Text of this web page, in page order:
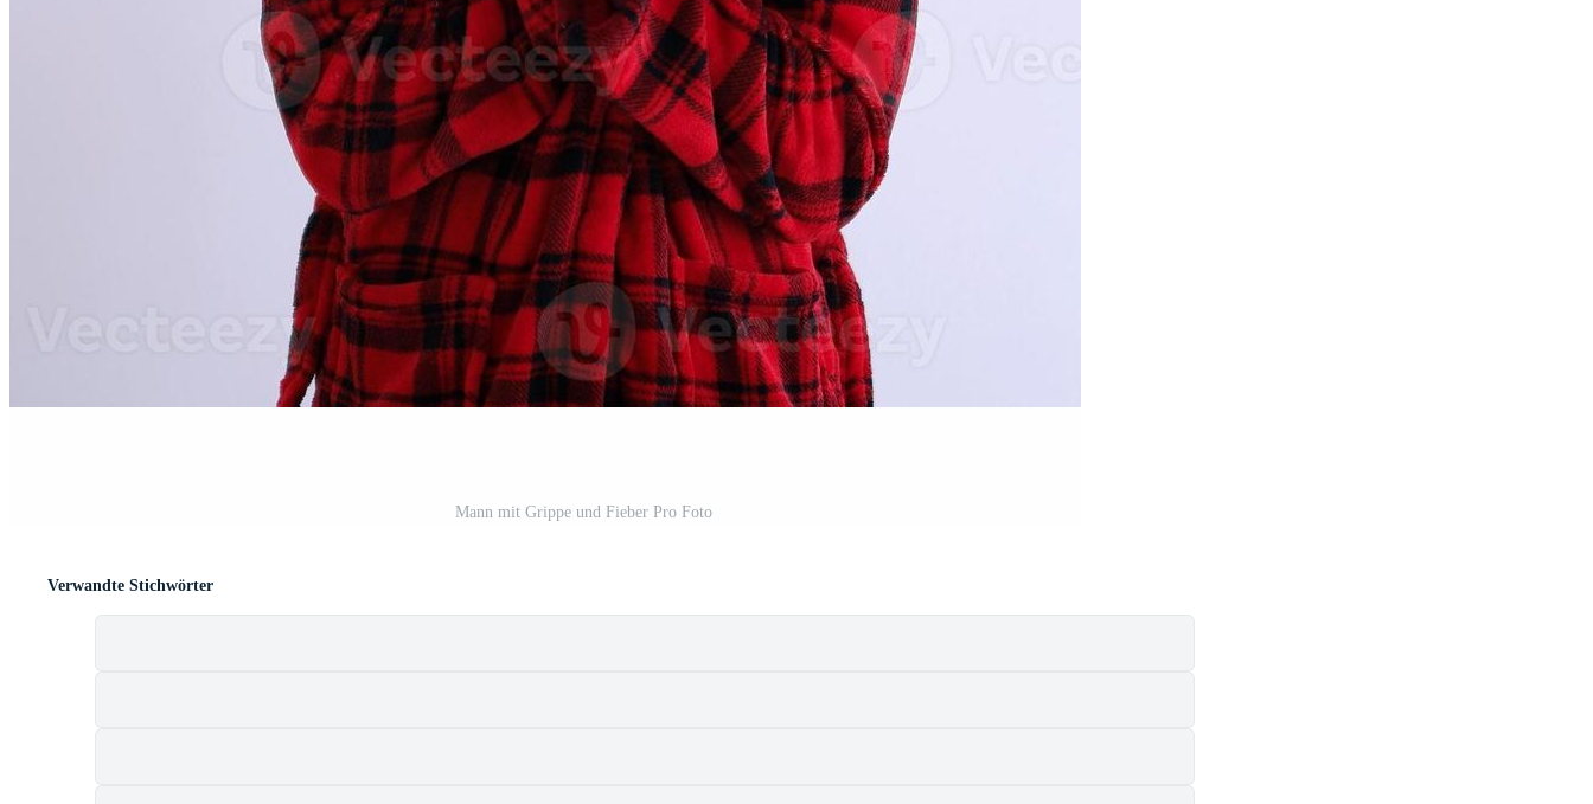
Mann mit Grippe und Fieber Pro Foto
Verwandte Stichwörter